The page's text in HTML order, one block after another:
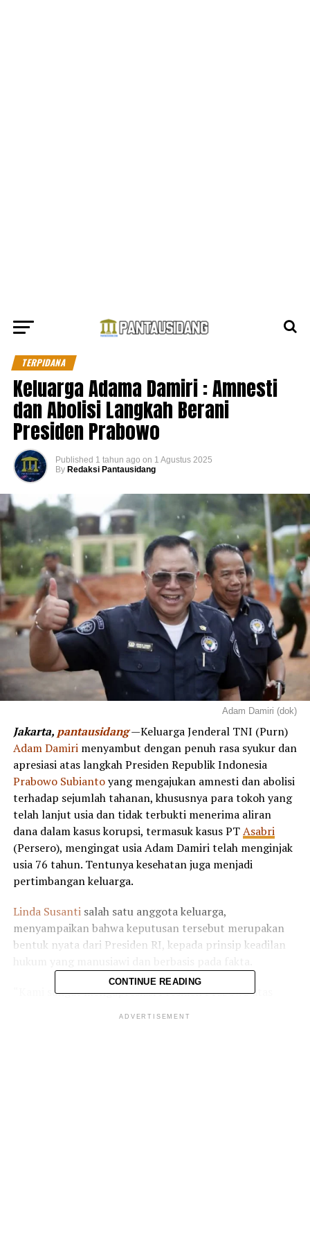
TERPIDANA
Keluarga Adama Damiri : Amnesti
dan Abolisi Langkah Berani
Presiden Prabowo
Published 1 tahun ago on 1 Agustus 2025
By Redaksi Pantausidang
Adam Damiri (dok)
Jakarta, pantausidang—Keluarga Jenderal TNI (Purn)
Adam Damirimenyambut dengan penuh rasa syukur dan
apresiasi atas langkah Presiden Republik Indonesia
Prabowo Subiantoyang mengajukan amnesti dan abolisi
terhadap sejumlah tahanan, khususnya para tokoh yang
telah lanjut usia dan tidak terbukti menerima aliran
dana dalam kasus korupsi, termasuk kasus PTAsabri
(Persero), mengingat usia Adam Damiri telah menginjak
usia 76 tahun. Tentunya kesehatan juga menjadi
pertimbangan keluarga.
Linda Susantisalah satu anggota keluarga,
menyampaikan bahwa keputusan tersebut merupakan
bentuk nyata dari Presiden RI, kepada prinsip keadilan
“Kami sangat mengapresiasi Presiden Prabowo atas
CONTINUE READING
ADVERTISEMENT